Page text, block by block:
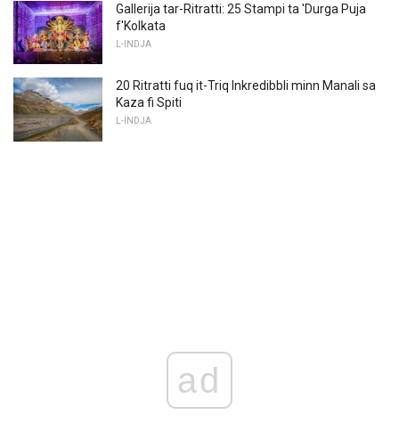
Gallerija tar-Ritratti: 25 Stampi ta 'Durga Puja
f'Kolkata
L-INDJA
20 Ritratti fuq it-Triq Inkredibbli minn Manali sa
Kaza fi Spiti
L-INDJA
ad